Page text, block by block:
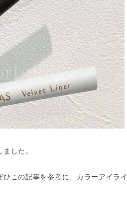
した。
この記事を参考に、カラーアイライ